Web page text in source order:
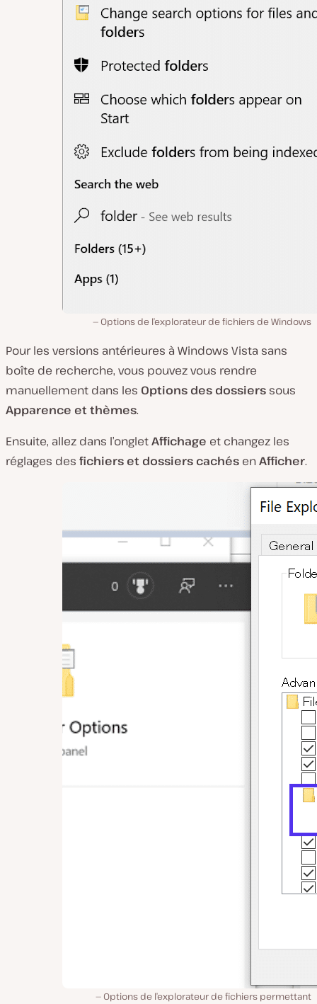
Options de l’explorateur de fichiers de Windows
Pour les versions antérieures à Windows Vista sans
boîte de recherche, vous pouvez vous rendre
manuellement dans les Options des dossiers sous
Apparence et thèmes.
Ensuite, allez dans l’ongletAffichage et changez les
réglages des fichiers et dossiers cachés enAfficher.
Options de l’explorateur de fichiers permettant